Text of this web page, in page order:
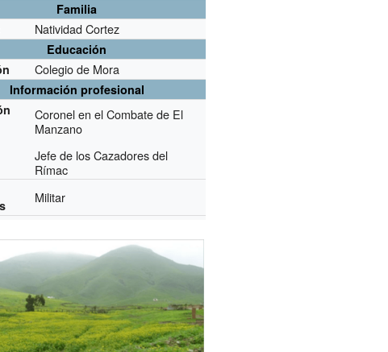
Familia
Natividad Cortez
Educación
Colegio de Mora
Información profesional
Coronel en el Combate de El
Manzano
Jefe de los Cazadores del
Rímac
Militar